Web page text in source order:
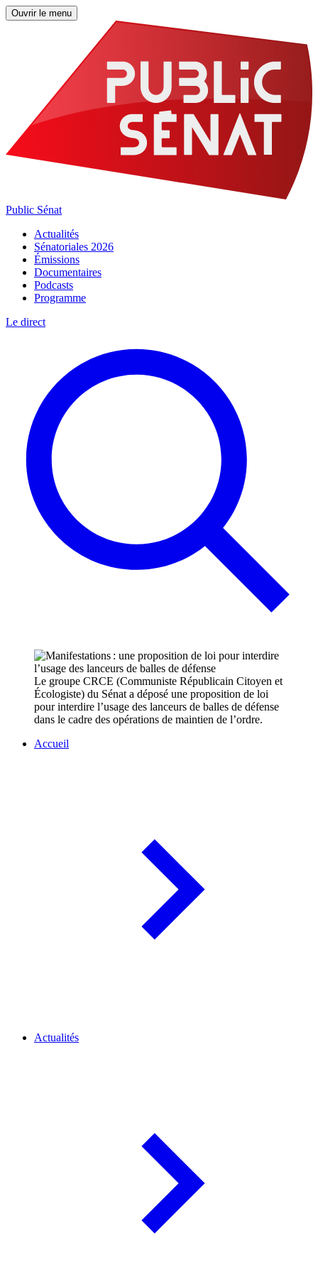
Ouvrir le menu
Public Sénat
Actualités
Sénatoriales 2026
Émissions
Documentaires
Podcasts
Programme
Le direct
Le groupe CRCE (Communiste Républicain Citoyen et
Écologiste) du Sénat a déposé une proposition de loi
pour interdire l’usage des lanceurs de balles de défense
dans le cadre des opérations de maintien de l’ordre.
Accueil
Actualités